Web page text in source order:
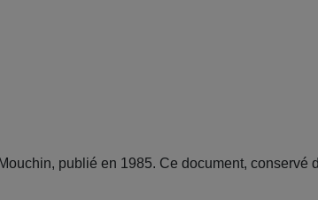
publié en 1985. Ce document,